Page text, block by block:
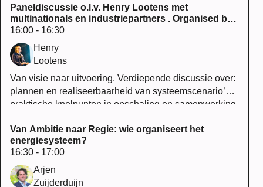
Paneldiscussie o.l.v. Henry Lootens met
multinationals en industriepartners . Organised by
Fedet T&D (aangesloten bij T&D Europe)
16:00 - 16:30
Henry
Lootens
Van visie naar uitvoering. Verdiepende discussie over:
plannen en realiseerbaarheid van systeemscenario’s,
praktische knelpunten in opschaling en samenwerking
tussen industrie, netbeheerders en overheid.
Van Ambitie naar Regie: wie organiseert het
energiesysteem?
16:30 - 17:00
Arjen
Zuijderduijn